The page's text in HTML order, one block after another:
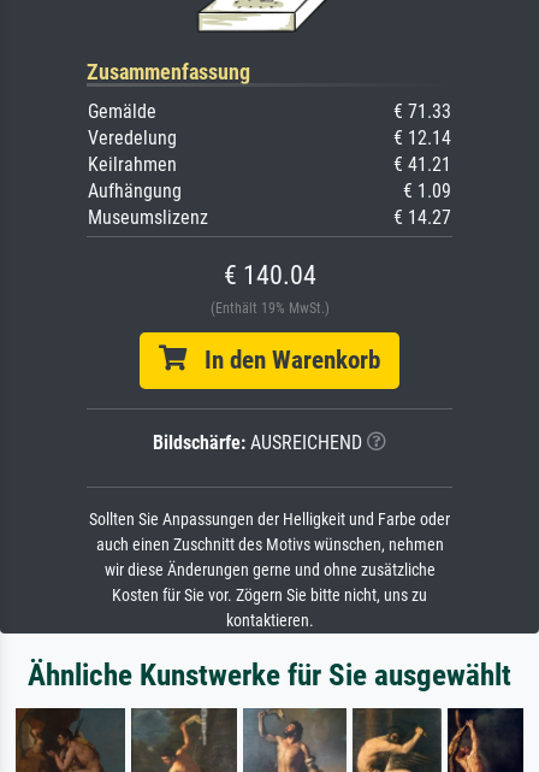
Zusammenfassung
Gemälde
€ 71.33
Veredelung
€ 12.14
Keilrahmen
€ 41.21
Aufhängung
€ 1.09
Museumslizenz
€ 14.27
€ 140.04
(Enthält 19% MwSt.)
In den Warenkorb
Bildschärfe: AUSREICHEND
Sollten Sie Anpassungen der Helligkeit und Farbe oder
auch einen Zuschnitt des Motivs wünschen, nehmen
wir diese Änderungen gerne und ohne zusätzliche
Kosten für Sie vor. Zögern Sie bitte nicht, uns zu
kontaktieren.
Ähnliche Kunstwerke für Sie ausgewählt